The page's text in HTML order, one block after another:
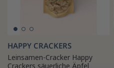
HAPPY CRACKERS
Leinsamen-Cracker Happy
Crackers säuerliche Äpfel